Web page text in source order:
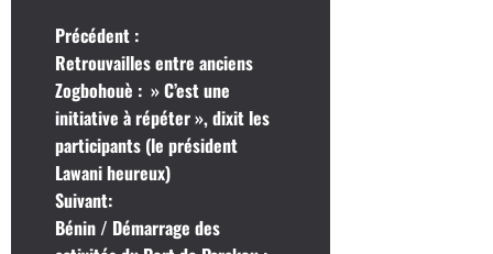
N
a
v
i
g
Précédent :
Retrouvailles entre anciens
Zogbohouè : » C’est une
initiative à répéter », dixit les
participants (le président
Lawani heureux)
Suivant:
Bénin / Démarrage des